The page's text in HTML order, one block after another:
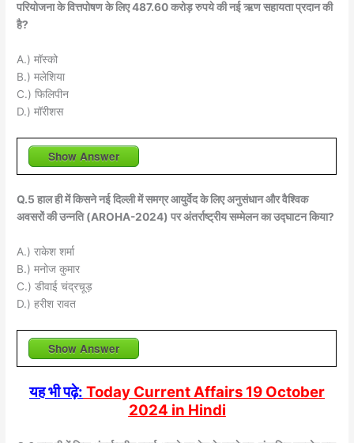
परियोजना के वित्तपोषण के लिए 487.60 करोड़ रुपये की नई ऋण सहायता प्रदान की
है?
A.) मॉस्को
B.) मलेशिया
C.) फिलिपीन
D.) मॉरीशस
Show Answer
Q.5 हाल ही में किसने नई दिल्ली में समग्र आयुर्वेद के लिए अनुसंधान और वैश्विक
अवसरों की उन्नति (AROHA-2024) पर अंतर्राष्ट्रीय सम्मेलन का उद्घाटन किया?
A.) राकेश शर्मा
B.) मनोज कुमार
C.) डीवाई चंद्रचूड़
D.) हरीश रावत
Show Answer
यह भी पढ़े: Today Current Affairs 19 October
2024 in Hindi